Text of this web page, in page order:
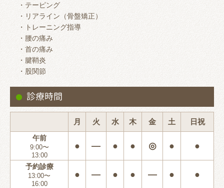
・テーピング
・リアライン（骨盤矯正）
・トレーニング指導
・腰の痛み
・首の痛み
・腱鞘炎
・股関節
診療時間
月 火 水 木 金 土 日祝
午前
9:00〜
13:00
● ― ● ● ◎ ● ●
予約診療
13:00〜
16:00
● ― ● ● ― ● ●